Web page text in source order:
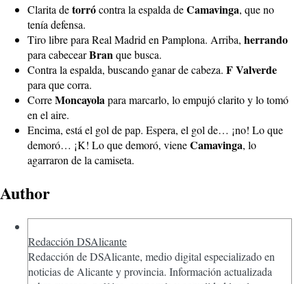
Clarita detorrócontra la espalda deCamavinga, que no
tenía defensa.
Tiro libre para Real Madrid en Pamplona. Arriba, herrando
para cabecearBranque busca.
Contra la espalda, buscando ganar de cabeza. FValverde
para que corra.
CorreMoncayolapara marcarlo, lo empujó clarito y lo tomó
en el aire.
Encima, está el gol de pap. Espera, el gol de… ¡no! Lo que
demoró… ¡K! Lo que demoró, vieneCamavinga, lo
agarraron de la camiseta.
Author
Redacción DSAlicante
Redacción de DSAlicante, medio digital especializado en
noticias de Alicante y provincia. Información actualizada